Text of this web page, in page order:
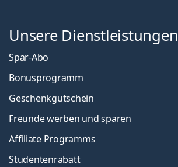
Unsere Dienstleistungen
Spar-Abo
Bonusprogramm
Geschenkgutschein
Freunde werben und sparen
Affiliate Programms
Studentenrabatt